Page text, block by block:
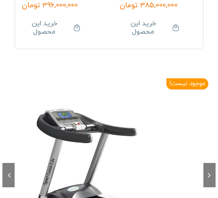
385,000,000 تومان
خرید این
محصول
396,000,000 تومان
خرید این
محصول
موجود نیست!